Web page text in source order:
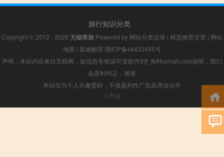
旅行知识分类
Copyright © 2012 - 2026 无锡青旅 Powered by 网站分类目录 | 精选推荐文章 | 网站
地图 | 疑难解答 陕ICP备44433455号
声明：本站内容来自互联网，如信息有错误可发邮件到f_fb#foxmail.com说明，我们
会及时纠正，谢谢
本站仅为个人兴趣爱好，不接盈利性广告及商业合作
小男孩